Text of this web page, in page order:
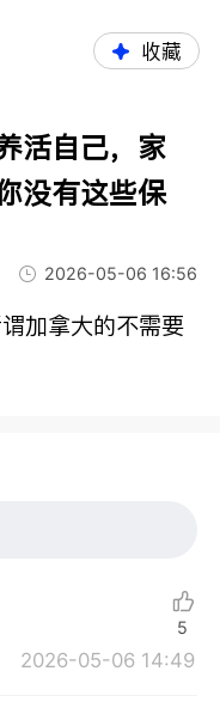
收藏
活自己，家
没有这些保
2026-05-06 16:56
加拿大的不需要
2026-05-06 14:49
5